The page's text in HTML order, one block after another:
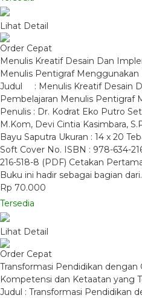
Lihat Detail
Order Cepat
Menulis Kreatif Desain Dan
Menulis Pentigraf
Judul : Menulis Kreatif Desain
Pembelajaran Menulis Pentigraf
Penulis : Dr. Kodrat Eko Putro
M.Kom, Devi Cintia Kasimbara,
Bayu Saputra Ukuran : 14 x 20
Soft Cover No. ISBN : 978-634-
216-518-8 (PDF) Cetakan
Buku ini hadir sebagai bagian
Rp 70.000
Tersedia
Lihat Detail
Order Cepat
Transformasi Pendidikan dengan
Kompetensi dan Ketaatan yang
Judul : Transformasi Pendidikan